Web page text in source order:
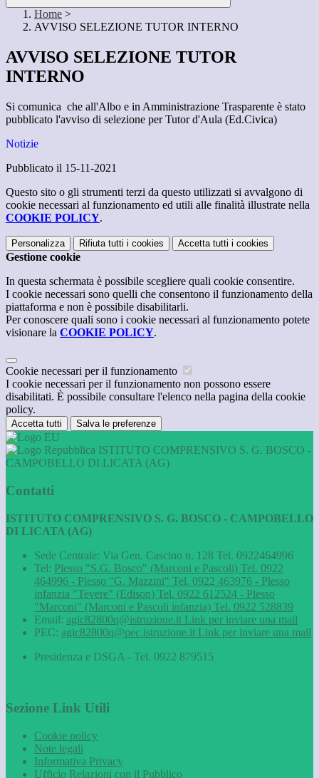
Home >
AVVISO SELEZIONE TUTOR INTERNO
AVVISO SELEZIONE TUTOR
INTERNO
Si comunica che all'Albo e in Amministrazione Trasparente è stato
pubblicato l'avviso di selezione per Tutor d'Aula (Ed.Civica)
Notizie
Pubblicato il 15-11-2021
Questo sito o gli strumenti terzi da questo utilizzati si avvalgono di
cookie necessari al funzionamento ed utili alle finalità illustrate nella
COOKIE POLICY.
Personalizza Rifiuta tutti i cookies Accetta tutti i cookies
Gestione cookie
In questa schermata è possibile scegliere quali cookie consentire.
I cookie necessari sono quelli che consentono il funzionamento della
piattaforma e non è possibile disabilitarli.
Per conoscere quali sono i cookie necessari al funzionamento potete
visionare la COOKIE POLICY.
Cookie necessari per il funzionamento
I cookie necessari per il funzionamento non possono essere
disabilitati. È possibile consultare l'elenco nella pagina della cookie
policy.
Accetta tutti Salva le preferenze
ISTITUTO COMPRENSIVO S. G. BOSCO -
CAMPOBELLO DI LICATA (AG)
Contatti
ISTITUTO COMPRENSIVO S. G. BOSCO - CAMPOBELLO
DI LICATA (AG)
Sede Centrale: Via Gen. Cascino n. 128 Tel. 0922464996
Tel: Plesso "S.G. Bosco" (Marconi e Pascoli) Tel. 0922
464996 - Plesso "G. Mazzini" Tel. 0922 463976 - Plesso
infanzia "Tevere" (Edison) Tel. 0922 612524 - Plesso
"Marconi" (Marconi e Pascoli infanzia) Tel. 0922 528839
Email: agic82800q@istruzione.it Link per inviare una mail
PEC: agic82800q@pec.istruzione.it Link per inviare una mail
Presidenza e DSGA - Tel. 0922 879515
Sezione Link Utili
Cookie policy
Note legali
Informativa Privacy
Ufficio Relazioni con il Pubblico